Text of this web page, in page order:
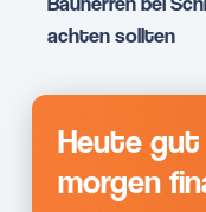
achten sollten
Heute
morgen